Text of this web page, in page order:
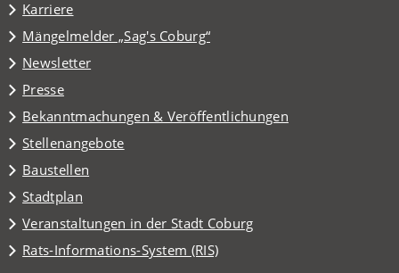
einem
neuen
Tab)
Karriere
Mängelmelder „Sag's Coburg“
(Öffnet
in
einem
neuen
Tab)
Newsletter
Presse
Bekanntmachungen & Veröffentlichungen
Stellenangebote
Baustellen
Stadtplan
(Öffnet
in
einem
neuen
Veranstaltungen in der Stadt Coburg
(Öffnet
in
einem
Rats-Informations-System (RIS)
(Öffnet